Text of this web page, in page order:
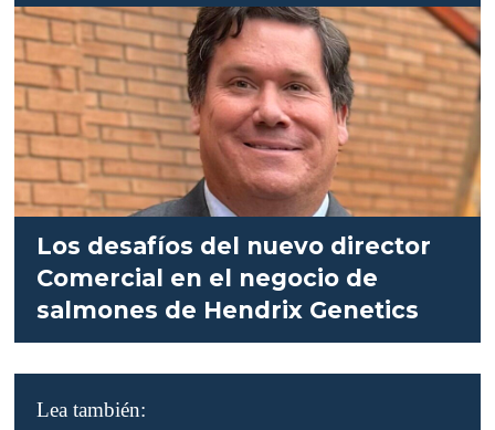
Los desafíos del nuevo director
Comercial en el negocio de
salmones de Hendrix Genetics
Lea también: